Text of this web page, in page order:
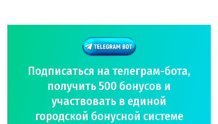
Подписаться на телеграм-бота,
получить 500 бонусов и
участвовать в единой
городской бонусной системе